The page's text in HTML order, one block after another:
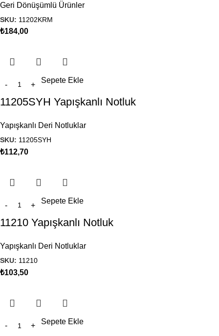
Geri Dönüşümlü Ürünler
SKU: 11202KRM
₺184,00
Sepete Ekle
11205SYH Yapışkanlı Notluk
Yapışkanlı Deri Notluklar
SKU: 11205SYH
₺112,70
Sepete Ekle
11210 Yapışkanlı Notluk
Yapışkanlı Deri Notluklar
SKU: 11210
₺103,50
Sepete Ekle